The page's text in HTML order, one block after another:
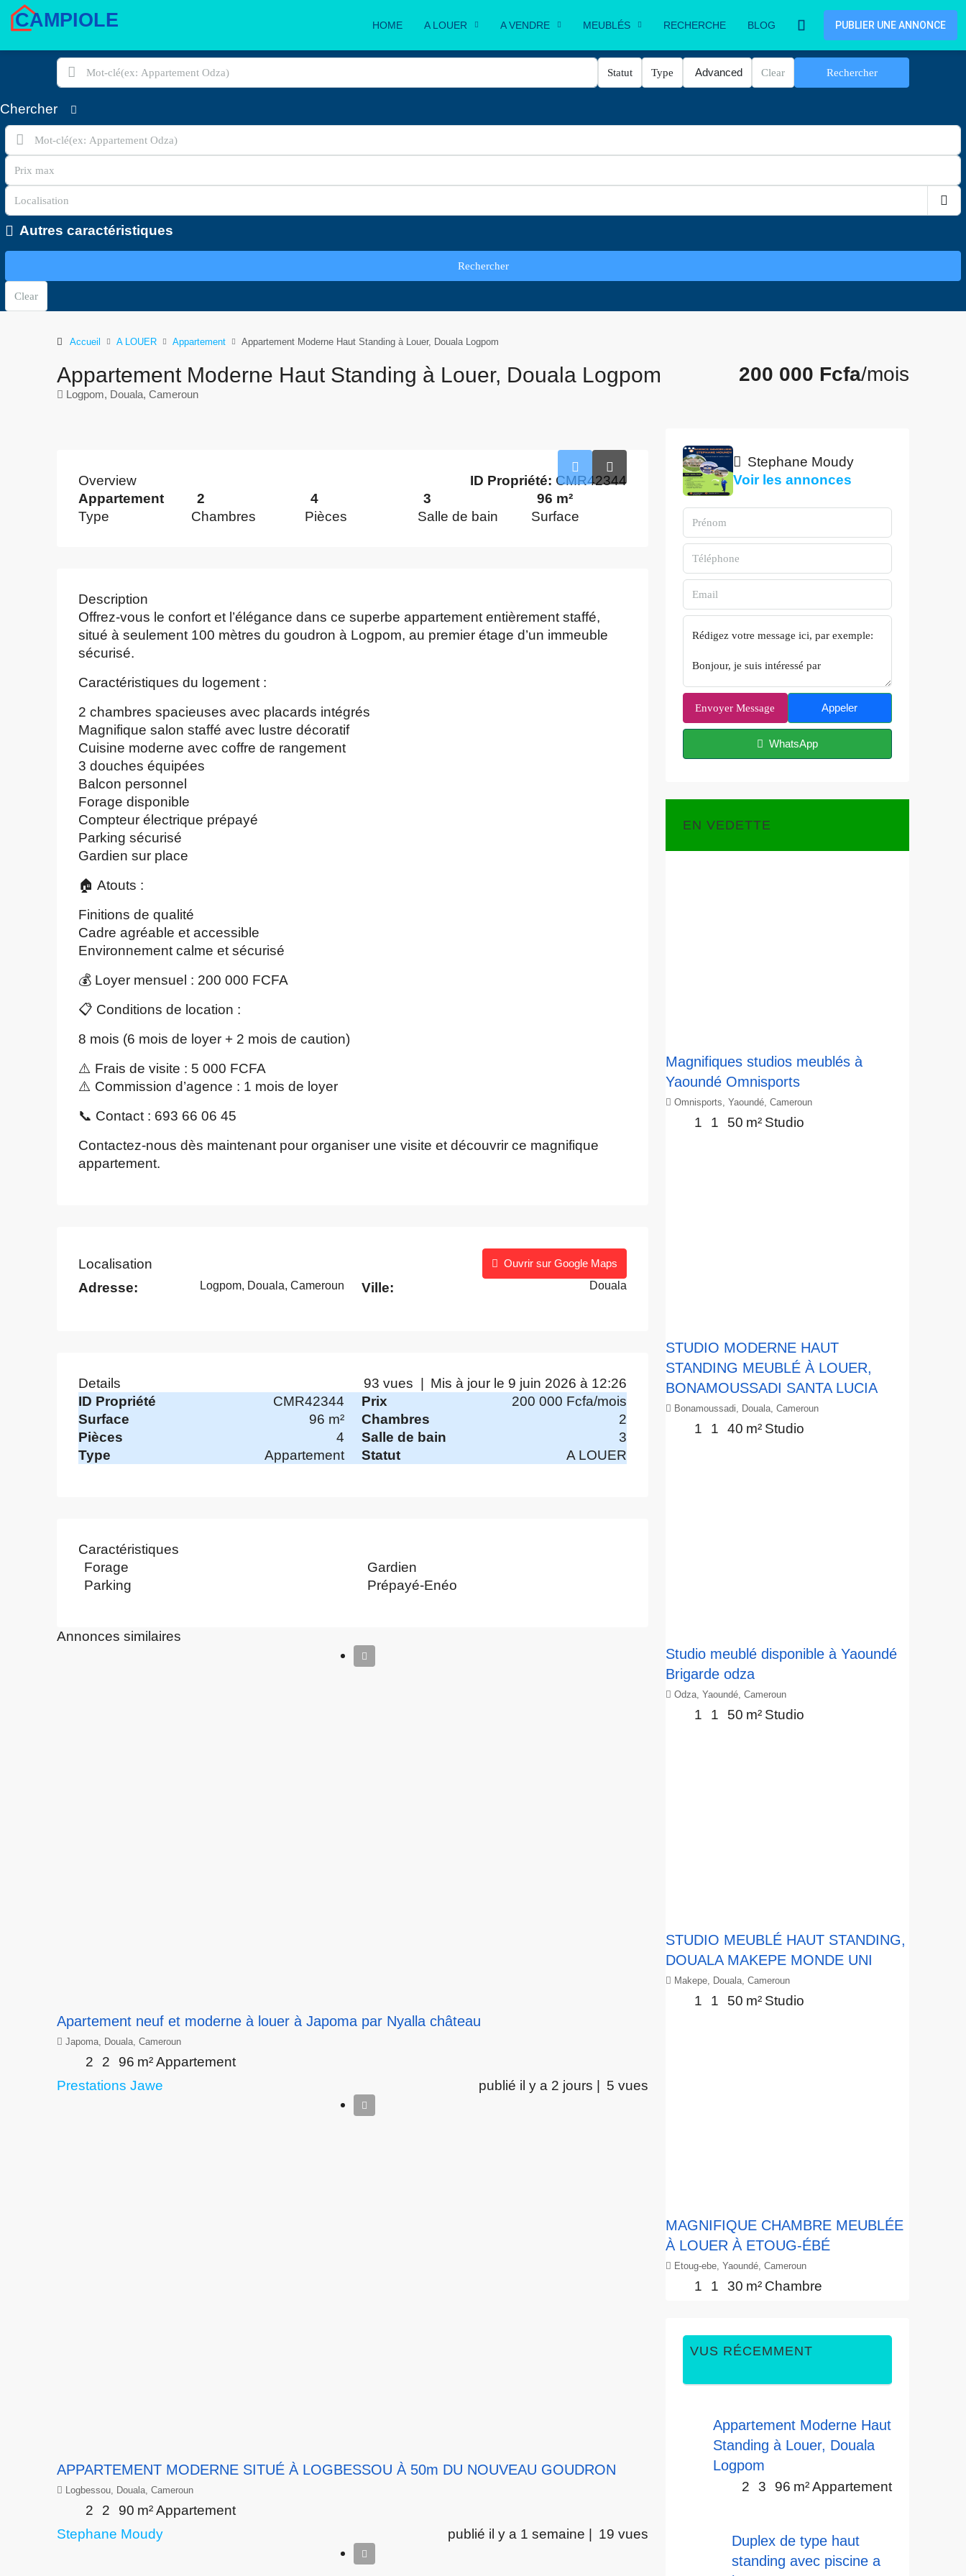
HOME A LOUER A VENDRE MEUBLÉS RECHERCHE BLOG PUBLIER UNE ANNONCE
Statut Type Advanced Clear Rechercher
Chercher
Autres caractéristiques
Rechercher
Clear
Accueil A LOUER Appartement Appartement Moderne Haut Standing à Louer, Douala Logpom
Appartement Moderne Haut Standing à Louer, Douala Logpom
Logpom, Douala, Cameroun
200 000 Fcfa/mois
Overview ID Propriété: CMR42344
Appartement
Type
2
Chambres
4
Pièces
3
Salle de bain
96 m²
Surface
Description
Offrez-vous le confort et l’élégance dans ce superbe appartement entièrement staffé,
situé à seulement 100 mètres du goudron à Logpom, au premier étage d’un immeuble
sécurisé.
Caractéristiques du logement :
2 chambres spacieuses avec placards intégrés
Magnifique salon staffé avec lustre décoratif
Cuisine moderne avec coffre de rangement
3 douches équipées
Balcon personnel
Forage disponible
Compteur électrique prépayé
Parking sécurisé
Gardien sur place
🏠 Atouts :
Finitions de qualité
Cadre agréable et accessible
Environnement calme et sécurisé
💰 Loyer mensuel : 200 000 FCFA
📋 Conditions de location :
8 mois (6 mois de loyer + 2 mois de caution)
⚠️ Frais de visite : 5 000 FCFA
⚠️ Commission d’agence : 1 mois de loyer
📞 Contact : 693 66 06 45
Contactez-nous dès maintenant pour organiser une visite et découvrir ce magnifique
appartement.
Localisation Ouvrir sur Google Maps
Adresse: Logpom, Douala, Cameroun Ville: Douala
Details 93 vues |
Mis à jour le 9 juin 2026 à 12:26
ID Propriété
CMR42344 Prix
200 000 Fcfa/mois
Surface
96 m² Chambres
2
Pièces
4 Salle de bain
3
Type
Appartement Statut A LOUER
Caractéristiques
Forage
Gardien
Parking
Prépayé-Enéo
Annonces similaires
Apartement neuf et moderne à louer à Japoma par Nyalla château
Japoma, Douala, Cameroun
2 2 96 m²Appartement
Prestations Jawe
publié il y a 2 jours | 5 vues
APPARTEMENT MODERNE SITUÉ À LOGBESSOU À 50m DU NOUVEAU GOUDRON
Logbessou, Douala, Cameroun
2 2 90 m²Appartement
Stephane Moudy
publié il y a 1 semaine | 19 vues
Stephane Moudy
Voir les annonces
Envoyer Message Appeler
WhatsApp
EN VEDETTE
Magnifiques studios meublés à
Yaoundé Omnisports
Omnisports, Yaoundé, Cameroun
1 1 50 m² Studio
STUDIO MODERNE HAUT
STANDING MEUBLÉ À LOUER,
BONAMOUSSADI SANTA LUCIA
Bonamoussadi, Douala, Cameroun
1 1 40 m² Studio
Studio meublé disponible à Yaoundé
Brigarde odza
Odza, Yaoundé, Cameroun
1 1 50 m² Studio
STUDIO MEUBLÉ HAUT STANDING,
DOUALA MAKEPE MONDE UNI
Makepe, Douala, Cameroun
1 1 50 m² Studio
MAGNIFIQUE CHAMBRE MEUBLÉE
À LOUER À ETOUG-ÉBÉ
Etoug-ebe, Yaoundé, Cameroun
1 1 30 m² Chambre
VUS RÉCEMMENT
Appartement Moderne Haut
Standing à Louer, Douala
Logpom
2 3 96 m²Appartement
Duplex de type haut
standing avec piscine a